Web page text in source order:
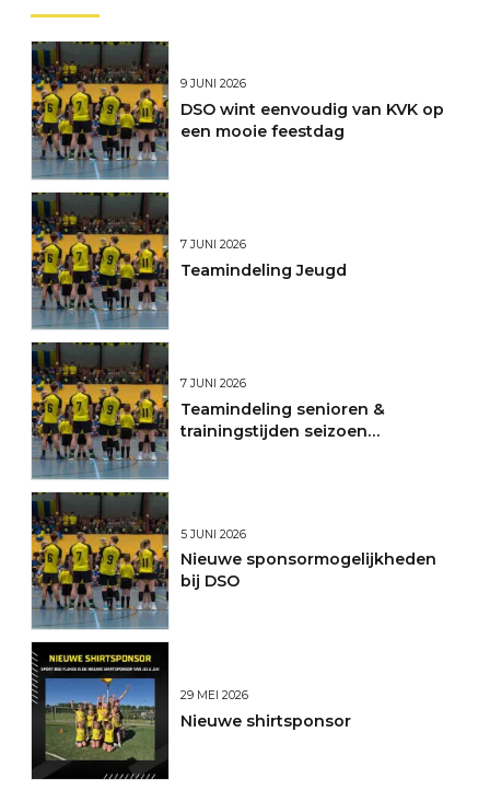
9 JUNI 2026
DSO wint eenvoudig van KVK op
een mooie feestdag
7 JUNI 2026
Teamindeling Jeugd
7 JUNI 2026
Teamindeling senioren &
trainingstijden seizoen
5 JUNI 2026
Nieuwe sponsormogelijkheden
bij DSO
29 MEI 2026
Nieuwe shirtsponsor